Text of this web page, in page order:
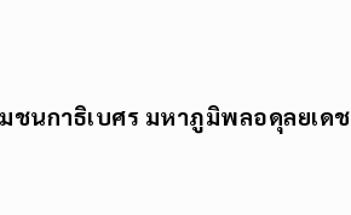
นกาธิเบศร มหาภูมิพลอดุลยเดช